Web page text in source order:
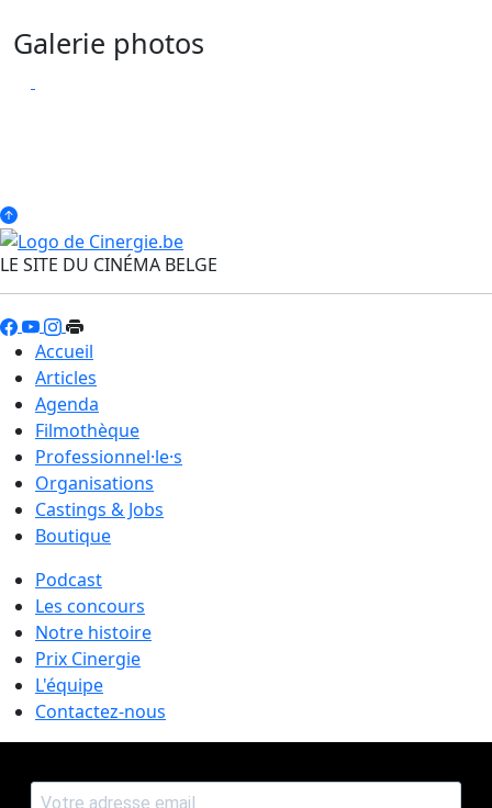
Galerie photos
LE SITE DU CINÉMA BELGE
Accueil
Articles
Agenda
Filmothèque
Professionnel·le·s
Organisations
Castings & Jobs
Boutique
Podcast
Les concours
Notre histoire
Prix Cinergie
L'équipe
Contactez-nous